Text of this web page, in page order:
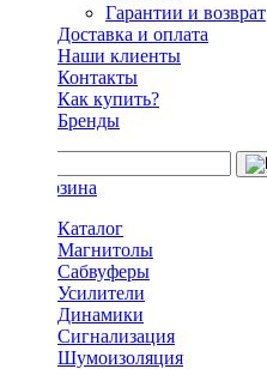
Гарантии и возврат
Доставка и оплата
Наши клиенты
Контакты
Как купить?
Бренды
Каталог
Магнитолы
Сабвуферы
Усилители
Динамики
Сигнализация
Шумоизоляция